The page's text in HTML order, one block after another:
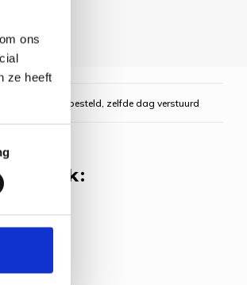
ons
ze heeft
Voor 16:00 uur besteld, zelfde dag verstuurd
leuk: